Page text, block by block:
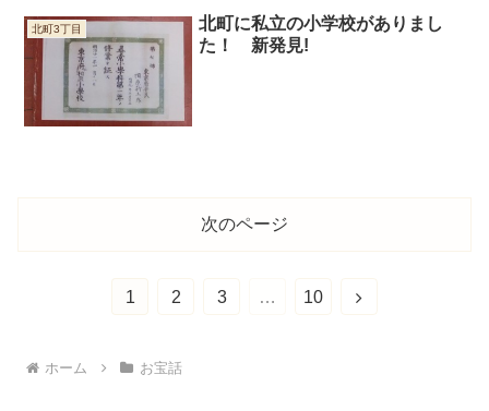
北町3丁目
北町に私立の小学校がありまし
た！ 新発見!
次のページ
1 2 3 … 10
次
ホーム お宝話